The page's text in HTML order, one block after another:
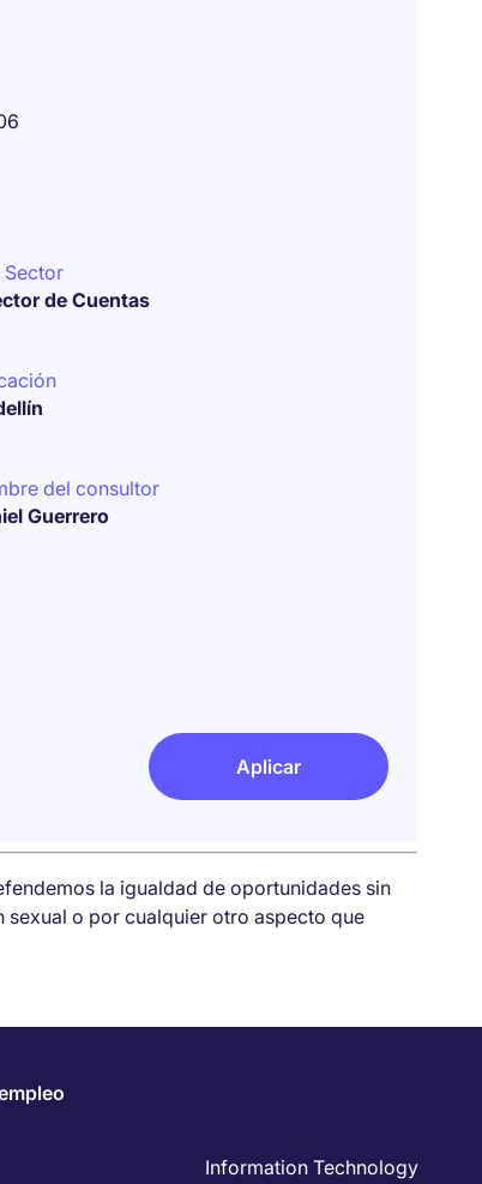
Sector
de Cuentas
del consultor
Guerrero
Aplicar
la igualdad de oportunidades sin
o por cualquier otro aspecto que
Information Technology